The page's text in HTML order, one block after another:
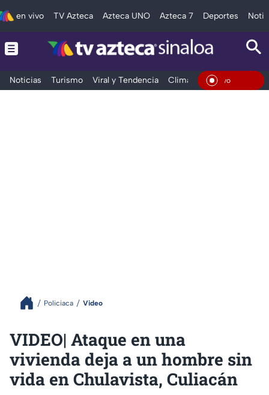
en vivo TV Azteca Azteca UNO Azteca 7 Deportes
Noticias Turismo Viral y Tendencia Clima Deportes En
Policiaca Video
VIDEO| Ataque en una
vivienda deja a un hombre sin
vida en Chulavista, Culiacán